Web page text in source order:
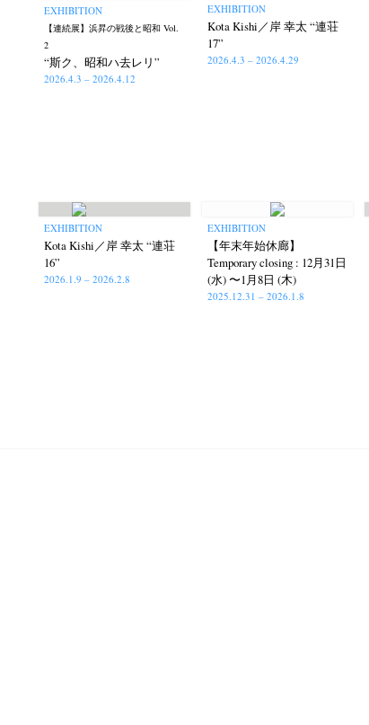
EXHIBITION
【連続展】浜昇の戦後と昭和 Vol.
2
“斯ク、昭和ハ去レリ”
2026.4.3 – 2026.4.12
EXHIBITION
Kota Kishi／岸 幸太 “連荘
17”
2026.4.3 – 2026.4.29
EXHIBITION
Kota Kishi／岸 幸太 “連荘
16”
2026.1.9 – 2026.2.8
EXHIBITION
【年末年始休廊】
Temporary closing : 12月31日
(水) 〜1月8日 (木)
2025.12.31 – 2026.1.8